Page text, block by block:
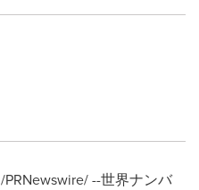
/PRNewswire/ --世界ナンバ